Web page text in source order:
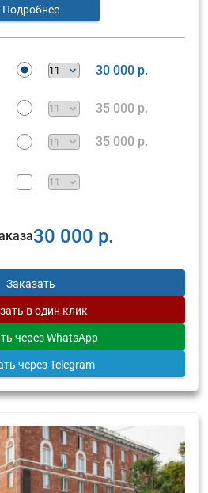
Подробнее
30 000 р.
35 000 р.
35 000 р.
30 000 р.
Заказать
в один клик
через WhatsApp
через Telegram